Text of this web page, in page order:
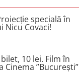
specială în
Nicu Covaci!
10 lei. Film în
Cinema ”București”